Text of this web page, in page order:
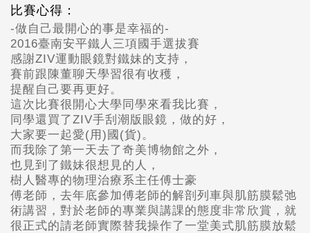
比賽心得：
-做自己最開心的事是幸福的-
2016臺南安平鐵人三項國手選拔賽
感謝ZIV運動眼鏡對鐵妹的支持，
賽前跟陳董聊天學習很有收穫，
提醒自己要再更好。
這次比賽很開心大學同學來看我比賽，
同學還買了ZIV手刮潮版眼鏡，做的好，
大家要一起愛(用)國(貨)。
而我除了第一天去了奇美博物館之外，
也見到了鐵妹很想見的人，
樹人醫專的物理治療系主任傅士豪
傅老師，去年底參加傅老師的解剖列車與肌筋膜鬆弛
術講習，對於老師的專業與講課的態度非常欣賞，就
很正式的請老師實際替我操作了一堂美式肌筋膜放鬆